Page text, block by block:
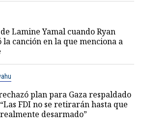
Lamine Yamal cuando Ryan
la canción en la que menciona a
plan para Gaza respaldado
FDI no se retirarán hasta que
desarmado”